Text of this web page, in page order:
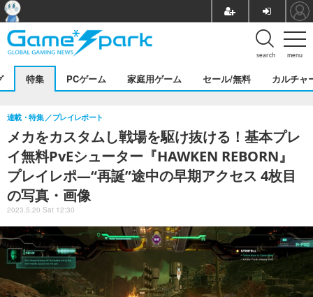
menu
search
特集 PCゲーム 家庭用ゲーム セール/無料 カルチャ
メカをカスタムし戦場を駆け抜ける！基本プレ
イ無料PvEシューター『HAWKEN REBORN』
プレイレポ―“再誕”途中の早期アクセス 4枚目
の写真・画像
連載・特集 プレイレポート
2023.5.20 Sat 12:30